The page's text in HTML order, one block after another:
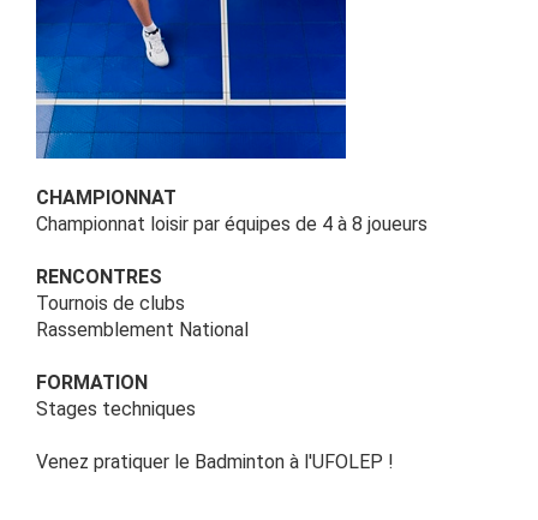
CHAMPIONNAT
Championnat loisir par équipes de 4 à 8 joueurs
RENCONTRES
Tournois de clubs
Rassemblement National
FORMATION
Stages techniques
Venez pratiquer le Badminton à l'UFOLEP !